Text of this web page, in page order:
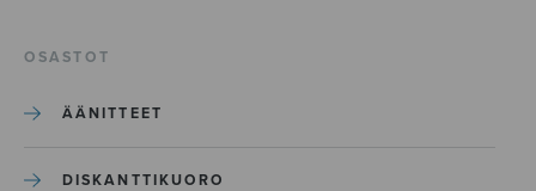
OSASTOT
ÄÄNITTEET
DISKANTTIKUORO